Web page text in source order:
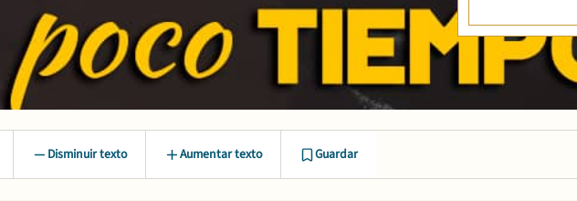
Disminuir texto Aumentar texto Guardar